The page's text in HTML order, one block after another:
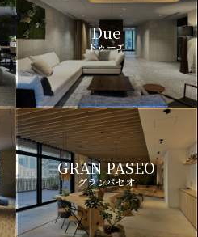
Due
ドゥーエ
GRAN PASEO
グランパセオ